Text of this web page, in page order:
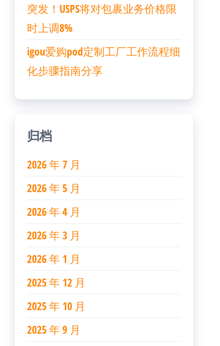
突发！USPS将对包裹业务价格限
时上调8%
igou爱购pod定制工厂工作流程细
化步骤指南分享
归档
2026 年 7 月
2026 年 5 月
2026 年 4 月
2026 年 3 月
2026 年 1 月
2025 年 12 月
2025 年 10 月
2025 年 9 月